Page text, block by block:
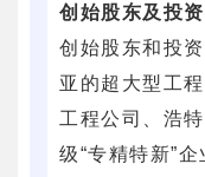
创始股东及投资
创始股东和投
亚的超大型工
工程公司、浩
级“专精特新”